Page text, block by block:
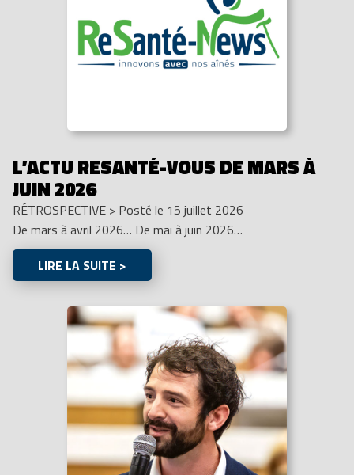
L’ACTU RESANTÉ-VOUS DE MARS À
JUIN 2026
RÉTROSPECTIVE > Posté le 15 juillet 2026
De mars à avril 2026… De mai à juin 2026…
LIRE LA SUITE >